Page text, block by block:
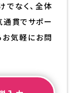
なく、全体
通貫でサポー
お気軽にお問